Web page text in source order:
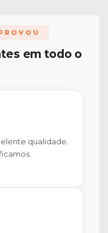
em todo o
qualidade.